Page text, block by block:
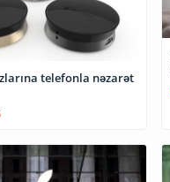
telefonla nəzarət